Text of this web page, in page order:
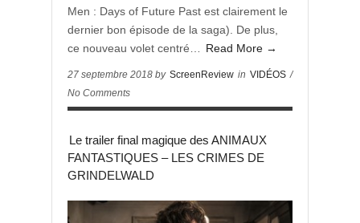
Men : Days of Future Past est clairement le
dernier bon épisode de la saga). De plus,
ce nouveau volet centré…
Read More →
27 septembre 2018 by ScreenReview in VIDÉOS /
No Comments
Le trailer final magique des ANIMAUX
FANTASTIQUES – LES CRIMES DE
GRINDELWALD